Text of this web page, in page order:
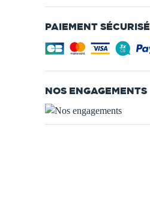
PAIEMENT SÉCURISÉ
NOS ENGAGEMENTS